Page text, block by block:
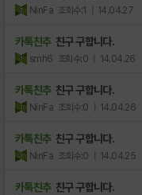
NinFa 조회수:1 | 14.04.27
카톡친추 친구 구합니다.
smh6 조회수:0 | 14.04.26
카톡친추 친구 구합니다.
NinFa 조회수:0 | 14.04.26
카톡친추 친구 구합니다.
NinFa 조회수:0 | 14.04.25
카톡친추 친구 구합니다.